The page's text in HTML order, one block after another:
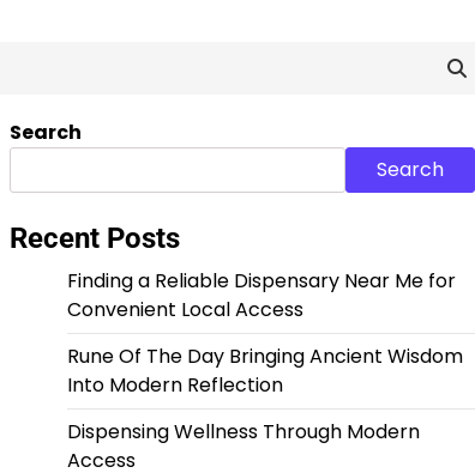
Search
Search
Recent Posts
Finding a Reliable Dispensary Near Me for
Convenient Local Access
Rune Of The Day Bringing Ancient Wisdom
Into Modern Reflection
Dispensing Wellness Through Modern
Access